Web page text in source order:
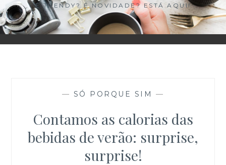
É TRENDY? É NOVIDADE? ESTÁ AQUI!
— SÓ PORQUE SIM —
Contamos as calorias das
bebidas de verão: surprise,
surprise!